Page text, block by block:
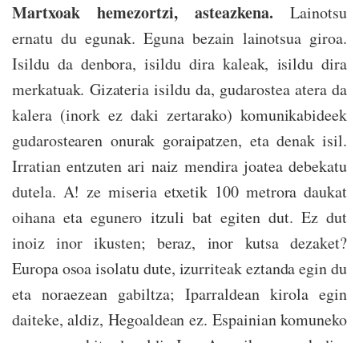
Martxoak hemezortzi, asteazkena. Lainotsu
ernatu du egunak. Eguna bezain lainotsua giroa.
Isildu da denbora, isildu dira kaleak, isildu dira
merkatuak. Gizateria isildu da, gudarostea atera da
kalera (inork ez daki zertarako) komunikabideek
gudarostearen onurak goraipatzen, eta denak isil.
Irratian entzuten ari naiz mendira joatea debekatu
dutela. A! ze miseria etxetik 100 metrora daukat
oihana eta egunero itzuli bat egiten dut. Ez dut
inoiz inor ikusten; beraz, inor kutsa dezaket?
Europa osoa isolatu dute, izurriteak eztanda egin du
eta noraezean gabiltza; Iparraldean kirola egin
daiteke, aldiz, Hegoaldean ez. Espainian komuneko